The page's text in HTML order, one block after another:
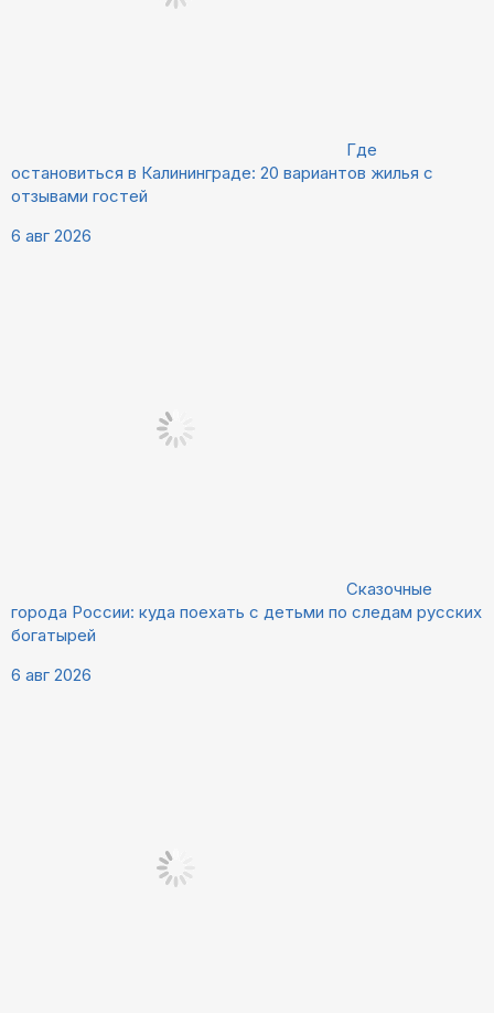
Где
остановиться в Калининграде: 20 вариантов жилья с
отзывами гостей
6 авг 2026
Сказочные
города России: куда поехать с детьми по следам русских
богатырей
6 авг 2026